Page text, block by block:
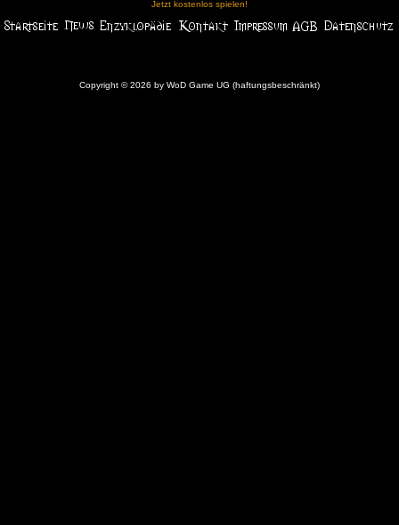
Jetzt kostenlos spielen!
Copyright © 2026 by WoD Game UG (haftungsbeschränkt)